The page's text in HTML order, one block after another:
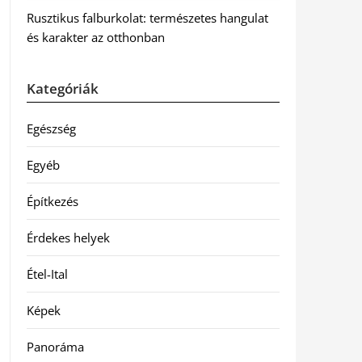
Rusztikus falburkolat: természetes hangulat
és karakter az otthonban
Kategóriák
Egészség
Egyéb
Építkezés
Érdekes helyek
Étel-Ital
Képek
Panoráma